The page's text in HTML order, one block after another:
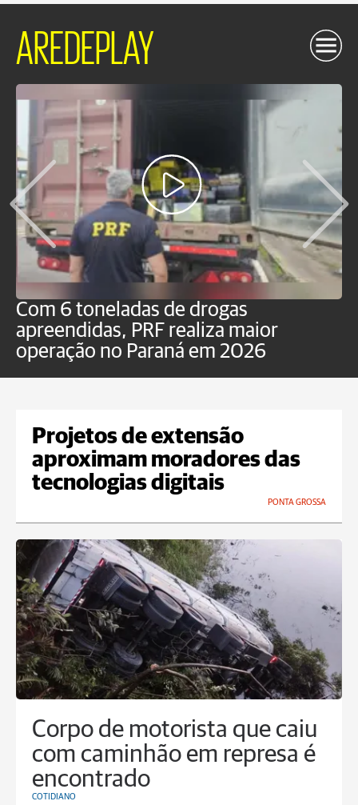
AREDEPLAY
Com 6 toneladas de drogas
apreendidas, PRF realiza maior
operação no Paraná em 2026
Projetos de extensão
aproximam moradores das
tecnologias digitais
PONTA GROSSA
Corpo de motorista que caiu
com caminhão em represa é
encontrado
COTIDIANO